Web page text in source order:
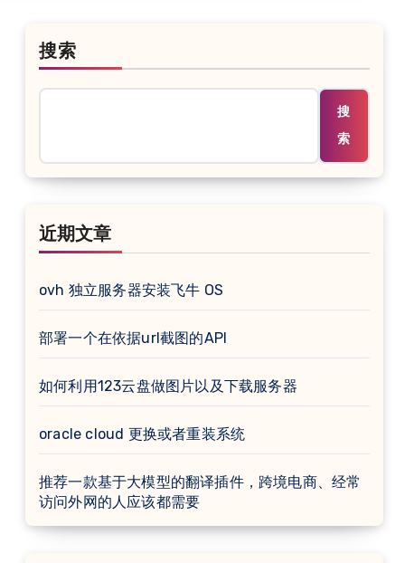
搜索
搜
索
近期文章
ovh 独立服务器安装飞牛 OS
部署一个在依据url截图的API
如何利用123云盘做图片以及下载服务器
oracle cloud 更换或者重装系统
推荐一款基于大模型的翻译插件，跨境电商、经常
访问外网的人应该都需要